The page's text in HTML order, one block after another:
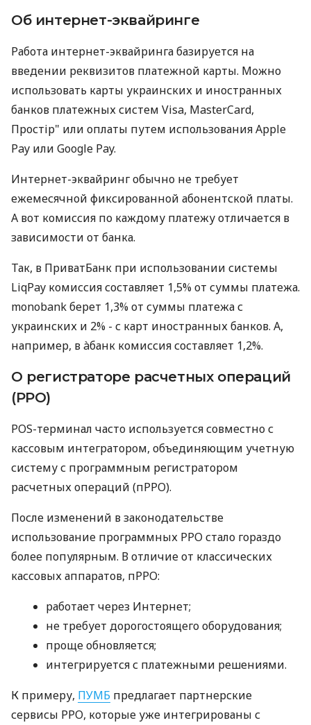
Об интернет-эквайринге
Работа интернет-эквайринга базируется на
введении реквизитов платежной карты. Можно
использовать карты украинских и иностранных
банков платежных систем Visa, MasterCard,
Простір" или оплаты путем использования Apple
Pay или Google Pay.
Интернет-эквайринг обычно не требует
ежемесячной фиксированной абонентской платы.
А вот комиссия по каждому платежу отличается в
зависимости от банка.
Так, в ПриватБанк при использовании системы
LiqPay комиссия составляет 1,5% от суммы платежа.
monobank берет 1,3% от суммы платежа с
украинских и 2% - с карт иностранных банков. А,
например, в àбанк комиссия составляет 1,2%.
О регистраторе расчетных операций
(РРО)
POS-терминал часто используется совместно с
кассовым интегратором, объединяющим учетную
систему с программным регистратором
расчетных операций (пРРО).
После изменений в законодательстве
использование программных РРО стало гораздо
более популярным. В отличие от классических
кассовых аппаратов, пРРО:
работает через Интернет;
не требует дорогостоящего оборудования;
проще обновляется;
интегрируется с платежными решениями.
К примеру, ПУМБ предлагает партнерские
сервисы РРО, которые уже интегрированы с